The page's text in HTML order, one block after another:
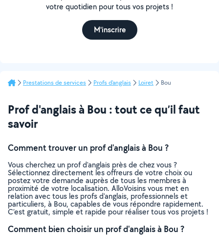
votre quotidien pour tous vos projets !
M'inscrire
Prestations de services Profs d'anglais Loiret Bou
Prof d'anglais à Bou : tout ce qu’il faut
savoir
Comment trouver un prof d'anglais à Bou ?
Vous cherchez un prof d'anglais près de chez vous ?
Sélectionnez directement les offreurs de votre choix ou
postez votre demande auprès de tous les membres à
proximité de votre localisation. AlloVoisins vous met en
relation avec tous les profs d'anglais, professionnels et
particuliers, à Bou, capables de vous répondre rapidement.
C’est gratuit, simple et rapide pour réaliser tous vos projets !
Comment bien choisir un prof d'anglais à Bou ?